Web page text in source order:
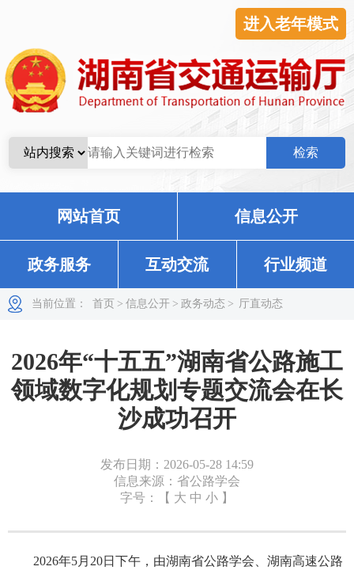
进入老年模式
网站首页 信息公开
政务服务 互动交流 行业频道
当前位置： 首页 > 信息公开 > 政务动态 > 厅直动态
2026年“十五五”湖南省公路施工
领域数字化规划专题交流会在长
沙成功召开
发布日期：2026-05-28 14:59
信息来源：省公路学会
字号：【 大 中 小 】
2026年5月20日下午，由湖南省公路学会、湖南高速公路